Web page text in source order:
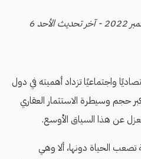
منشور الأحد 6 تشرين الثاني/نوفمبر 2022 - آخر تحديث الأحد 6
واجتماعيًا تزداد أهميته في دول
حجم وسيطرة الاستثمار العقاري
عن هذا السياق الأوسع.
الحياة دونها، ألا وهي